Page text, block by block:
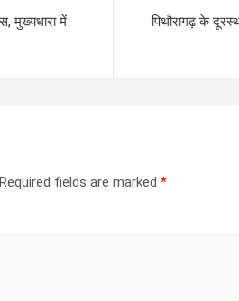
मुख्यधारा में
पिथौरागढ़ के
Required fields are marked *